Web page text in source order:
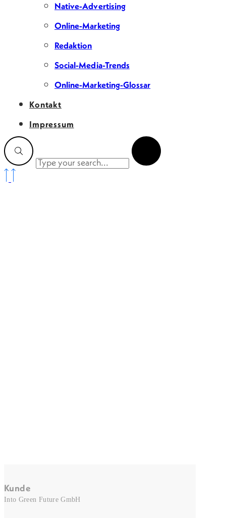
Native-Advertising
Online-Marketing
Redaktion
Social-Media-Trends
Online-Marketing-Glossar
Kontakt
Impressum
Kunde
Into Green Future GmbH